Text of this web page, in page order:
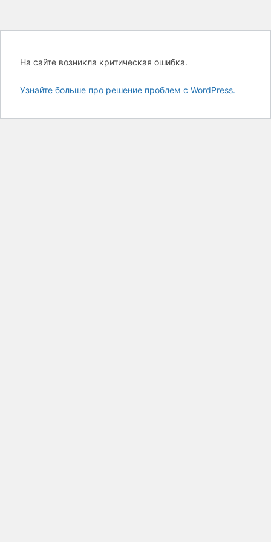
На сайте возникла критическая ошибка.
Узнайте больше про решение проблем с WordPress.